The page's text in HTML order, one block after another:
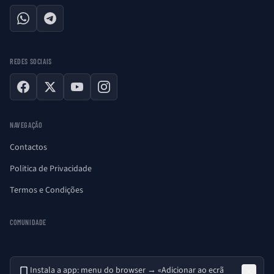
WhatsAppTelegram
REDES SOCIAIS
Facebook
X YouTubeInstagram
NAVEGAÇÃO
Contactos
Politica de Privacidade
Termos e Condições
COMUNIDADE
Instala a app: menu do browser → «Adicionar ao ecrã